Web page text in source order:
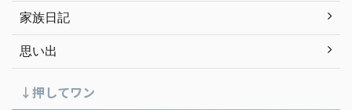
家族日記
思い出
↓押してワン